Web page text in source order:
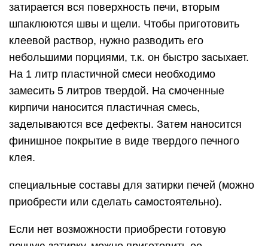
затирается вся поверхность печи, вторым
шпаклюются швы и щели. Чтобы приготовить
клеевой раствор, нужно разводить его
небольшими порциями, т.к. он быстро засыхает.
На 1 литр пластичной смеси необходимо
замесить 5 литров твердой. На смоченные
кирпичи наносится пластичная смесь,
заделываются все дефекты. Затем наносится
финишное покрытие в виде твердого печного
клея.
специальные составы для затирки печей (можно
приобрести или сделать самостоятельно).
Если нет возможности приобрести готовую